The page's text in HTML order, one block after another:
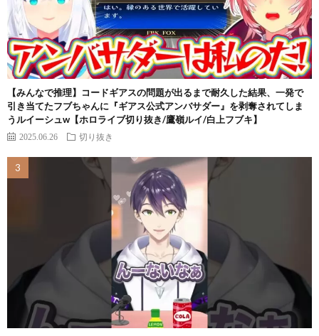
【みんなで推理】コードギアスの問題が出るまで耐久した結果、一発で
引き当てたフブちゃんに『ギアス公式アンバサダー』を剥奪されてしま
うルイーシュw【ホロライブ切り抜き/鷹嶺ルイ/白上フブキ】
2025.06.26 切り抜き